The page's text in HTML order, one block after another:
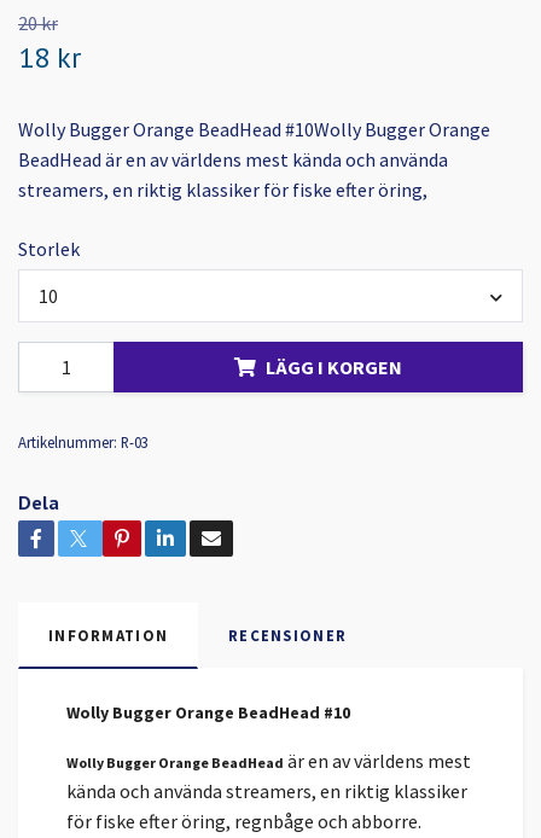
20 kr
18 kr
Wolly Bugger Orange BeadHead #10Wolly Bugger Orange
BeadHead är en av världens mest kända och använda
streamers, en riktig klassiker för fiske efter öring,
Storlek
10
LÄGG I KORGEN
Artikelnummer: R-03
Dela
INFORMATION RECENSIONER
Wolly Bugger Orange BeadHead #10
Wolly Bugger Orange BeadHead är en av världens mest
kända och använda streamers, en riktig klassiker
för fiske efter öring, regnbåge och abborre.